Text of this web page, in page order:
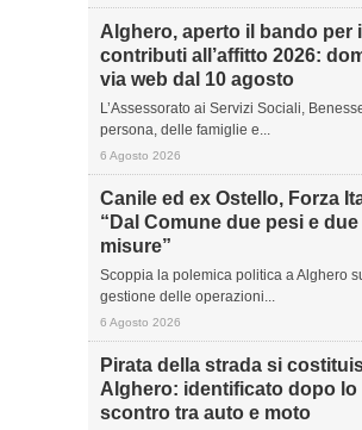
Alghero, aperto il bando per i
contributi all’affitto 2026:
via web dal 10 agosto
L’Assessorato ai Servizi Sociali,
persona, delle famiglie e...
6 Agosto 2026
Canile ed ex Ostello, Forza
“Dal Comune due pesi e due
misure”
Scoppia la polemica politica a Alghero
gestione delle operazioni...
6 Agosto 2026
Pirata della strada si
Alghero: identificato dopo lo
scontro tra auto e moto